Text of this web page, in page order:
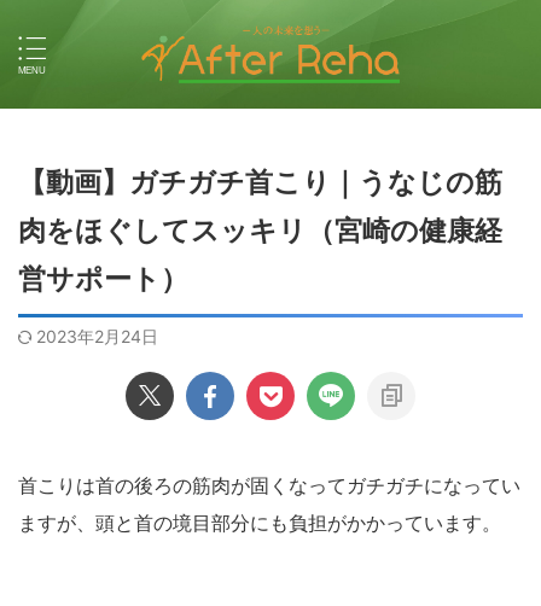
【動画】ガチガチ首こり｜うなじの筋
肉をほぐしてスッキリ（宮崎の健康経
営サポート）
2023年2月24日
首こりは首の後ろの筋肉が固くなってガチガチになってい
ますが、頭と首の境目部分にも負担がかかっています。